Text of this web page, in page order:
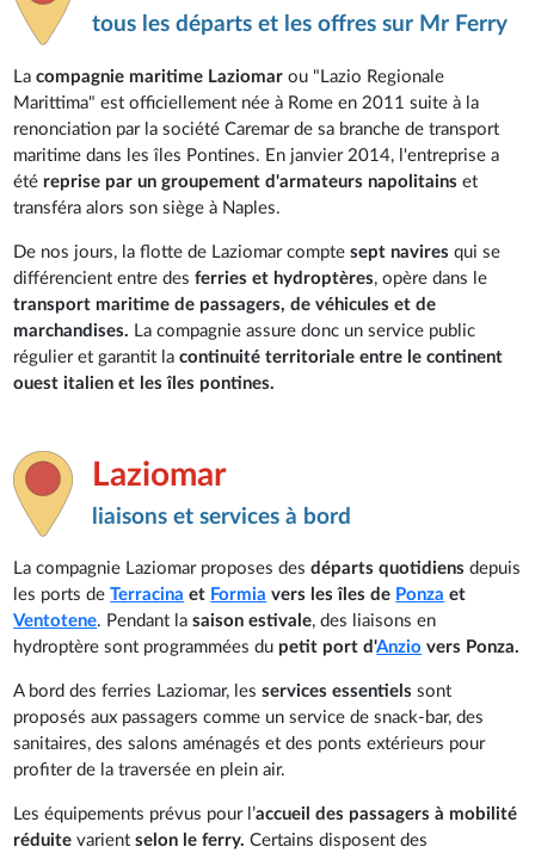
tous les départs et les offres sur Mr Ferry
Lacompagnie maritime Laziomar ou "Lazio Regionale
Marittima" est officiellement née à Rome en 2011 suite à la
renonciation par la société Caremar de sa branche de transport
maritime dans les îles Pontines. En janvier 2014, l'entreprise a
été reprise par un groupement d'armateurs napolitains et
transféra alors son siège à Naples.
De nos jours, la flotte de Laziomar comptesept navires qui se
différencient entre desferries et hydroptères, opère dans le
transport maritime de passagers, de véhicules et de
marchandises. La compagnie assure donc un service public
régulier et garantit lacontinuité territoriale entre le continent
ouest italien et les îles pontines.
Laziomar
liaisons et services à bord
La compagnie Laziomar proposes desdéparts quotidiens depuis
les ports deTerracina et Formia vers les îles de Ponza et
Ventotene. Pendant lasaison estivale, des liaisons en
hydroptère sont programmées du petit port d'Anzio vers Ponza.
A bord des ferries Laziomar, lesservices essentiels sont
proposés aux passagers comme un service de snack-bar, des
sanitaires, des salons aménagés et des ponts extérieurs pour
profiter de la traversée en plein air.
Les équipements prévus pour l’accueil des passagers à mobilité
réduite varientselon le ferry. Certains disposent des